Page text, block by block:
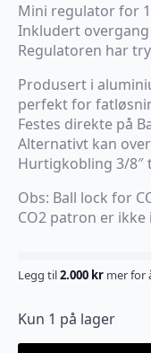
Mini regulator for
Inkludert overgang
Regulatoren har
Produsert i
perfekt for
Festes direkte på
Alternativt kan
Hurtigkobling 3/8″
Obs: Ball lock for
CO2 patron er
Legg til2.000 kr mer for
Kun 1 på lager